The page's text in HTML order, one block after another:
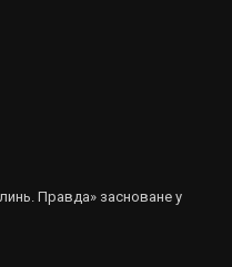
Правда» засноване у